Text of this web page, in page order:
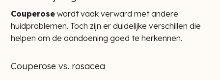
Couperose wordt vaak verward met andere
huidproblemen. Toch zijn er duidelijke verschillen die
helpen om de aandoening goed te herkennen.
Couperose vs. rosacea